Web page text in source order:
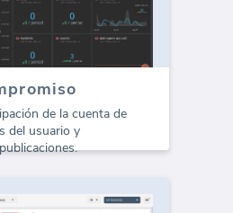
de la cuenta de
del usuario y